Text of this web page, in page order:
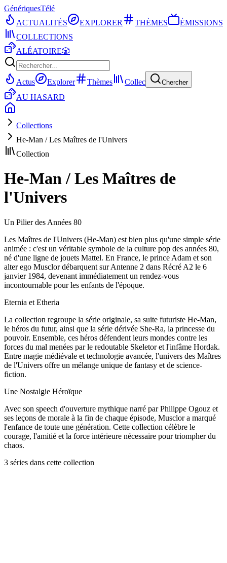
GénériquesTélé
ACTUALITÉS
EXPLORER THÈMES
ÉMISSIONS
COLLECTIONS
ALÉATOIRE🎲
Actus Explorer Thèmes Collec Chercher
AU HASARD
Collections
He-Man / Les Maîtres de l'Univers
Collection
He-Man / Les Maîtres de
l'Univers
Un Pilier des Années 80
Les Maîtres de l'Univers (He-Man) est bien plus qu'une simple série
animée : c'est un véritable symbole de la culture pop des années 80,
né d'une ligne de jouets Mattel. En France, le prince Adam et son
alter ego Musclor débarquent sur Antenne 2 dans Récré A2 le 6
janvier 1984, devenant immédiatement un rendez-vous
incontournable pour les enfants de l'époque.
Eternia et Etheria
La collection regroupe la série originale, sa suite futuriste He-Man,
le héros du futur, ainsi que la série dérivée She-Ra, la princesse du
pouvoir. Ensemble, ces héros défendent leurs mondes contre les
forces du mal menées par le redoutable Skeletor et l'infâme Hordak.
Entre magie médiévale et technologie avancée, l'univers des Maîtres
de l'Univers offre un mélange unique de fantasy et de science-
fiction.
Une Nostalgie Héroïque
Avec son speech d'ouverture mythique narré par Philippe Ogouz et
ses leçons de morale à la fin de chaque épisode, Musclor a marqué
l'enfance de toute une génération. Cette collection célèbre le
courage, l'amitié et la force intérieure nécessaire pour triompher du
chaos.
3 séries dans cette collection